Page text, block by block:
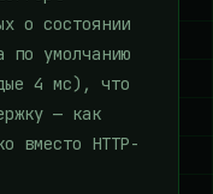
о состоянии
по умолчанию
4 мс), что
— как
вместо HTTP-